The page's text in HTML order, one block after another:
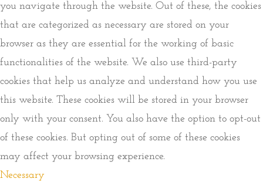
you navigate through the website. Out of these, the cookies
that are categorized as necessary are stored on your
browser as they are essential for the working of basic
functionalities of the website. We also use third-party
cookies that help us analyze and understand how you use
this website. These cookies will be stored in your browser
only with your consent. You also have the option to opt-out
of these cookies. But opting out of some of these cookies
may affect your browsing experience.
Necessary